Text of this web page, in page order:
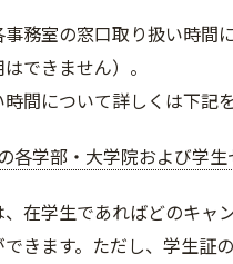
務室の窓口取り扱い時間
できません）。
間について詳しくは下記
各学部・大学院および学
在学生であればどのキャ
きます。ただし、学生証